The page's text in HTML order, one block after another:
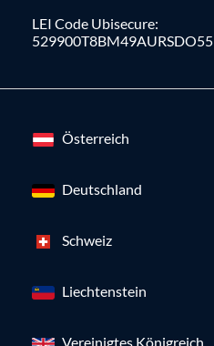
LEI Code Ubisecure:
529900T8BM49AURSDO55
Österreich
Deutschland
Schweiz
Liechtenstein
Vereinigtes Königreich